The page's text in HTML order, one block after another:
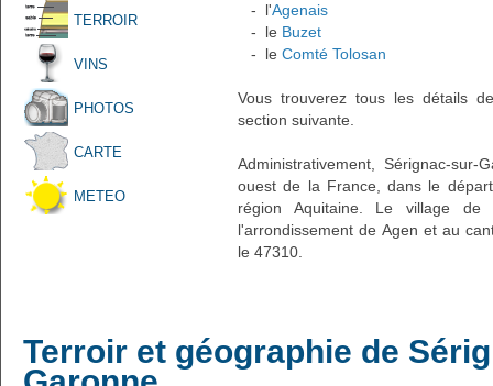
TERROIR
VINS
PHOTOS
CARTE
METEO
- l'Agenais
- le Buzet
- le Comté Tolosan
Vous trouverez tous les détails
section suivante.
Administrativement, Sérignac-
ouest de la France, dans le
région Aquitaine. Le village de
l'arrondissement de Agen et au
le 47310.
Terroir et géographie de